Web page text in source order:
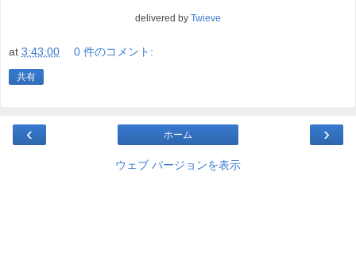
delivered by Twieve
at 3:43:00 0 件のコメント:
共有
‹ ›
ホーム
ウェブ バージョンを表示